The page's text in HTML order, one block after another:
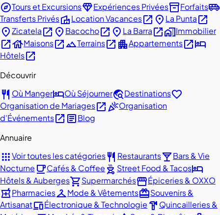
exploreTours et ExcursionsdiamondExpériences Privéesinventory_2Forfaitsairport_shuttle
Transferts PrivésvillaLocation Vacancesopen_in_new place La Puntaopen_in_new
placeZicatelaopen_in_new place Bacochoopen_in_new place La Barraopen_in_newhome_workImmobilier
open_in_newhouseMaisonsopen_in_newlandscapeTerrainsopen_in_new apartmentAppartementsopen_in_newhotel
Hôtelsopen_in_new
Découvrir
restaurant Où MangerhotelOù Séjournertravel_exploreDestinationsfavorite
Organisation de Mariagesopen_in_newcelebrationOrganisation
d'Événementsopen_in_new articleBlog
Annuaire
appsVoir toutes les catégoriesrestaurant Restaurantslocal_barBars & Vie
Nocturne local_cafeCafés & Coffee outdoor_grill Street Food & Tacoshotel
Hôtels & Aubergesshopping_cartSupermarchésstorefrontÉpiceries & OXXO
local_pharmacyPharmaciescheckroomMode & VêtementsredeemSouvenirs &
ArtisanatdevicesÉlectronique & Technologie hardware Quincailleries &